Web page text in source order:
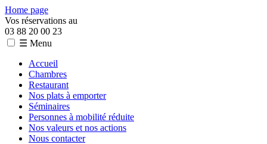
Home page
Vos réservations au
03 88 20 00 23
☰ Menu
Accueil
Chambres
Restaurant
Nos plats à emporter
Séminaires
Personnes à mobilité réduite
Nos valeurs et nos actions
Nous contacter